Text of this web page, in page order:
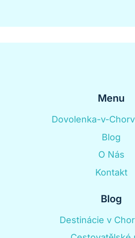
Menu
Dovolenka-v-
Blog
O Nás
Kontakt
Blog
Destinácie v